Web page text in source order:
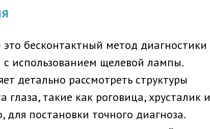
бесконтактный метод диагностики
с использованием щелевой лампы.
детально рассмотреть структуры
глаза, такие как роговица, хрусталик и
для постановки точного диагноза.